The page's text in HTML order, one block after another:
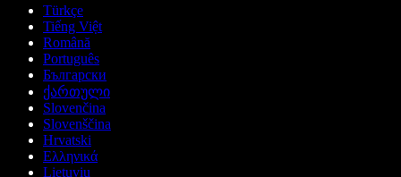
Türkçe
Tiếng Việt
Română
Português
Български
ქართული
Slovenčina
Slovenščina
Hrvatski
Ελληνικά
Lietuvių